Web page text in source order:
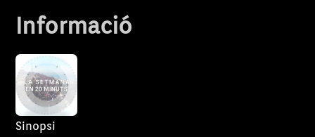
Informació
Sinopsi